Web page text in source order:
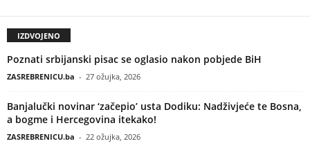
IZDVOJENO
Poznati srbijanski pisac se oglasio nakon pobjede BiH
ZASREBRENICU.ba - 27 ožujka, 2026
Banjalučki novinar ‘začepio’ usta Dodiku: Nadživjeće te Bosna,
a bogme i Hercegovina itekako!
ZASREBRENICU.ba - 22 ožujka, 2026